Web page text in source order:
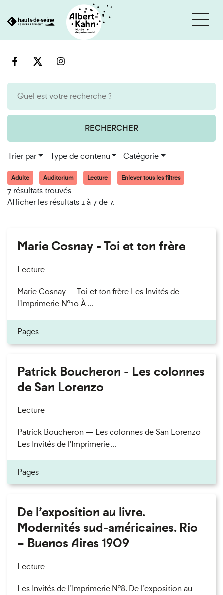
au
RECHERCHER
Trier par Type de contenu Catégorie
Adulte Auditorium Lecture Enlever tous les filtres
7 résultats trouvés
Afficher les résultats 1 à 7 de 7.
Marie Cosnay - Toi et ton frère
Lecture
Marie Cosnay — Toi et ton frère Les Invités de
l'Imprimerie n°10 À ...
Pages
Patrick Boucheron - Les colonnes
de San Lorenzo
Lecture
Patrick Boucheron — Les colonnes de San Lorenzo
Les Invités de l'Imprimerie ...
Pages
De l’exposition au livre.
Modernités sud-américaines. Rio
– Buenos Aires 1909
Lecture
Les Invités de l’Imprimerie n°8. De l’exposition au
Cookies et traceurs utilisés sur ce site